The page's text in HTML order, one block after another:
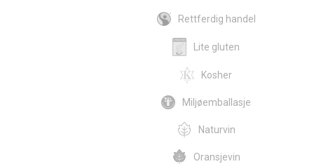
Rettferdig handel
Lite gluten
Kosher
Miljøemballasje
Naturvin
Oransjevin